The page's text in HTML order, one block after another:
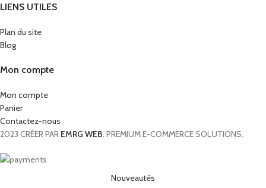
LIENS UTILES
Plan du site
Blog
Mon compte
Mon compte
Panier
Contactez-nous
2023 CRÉER PAR EMRG WEB . PREMIUM E-COMMERCE SOLUTIONS.
Nouveautés